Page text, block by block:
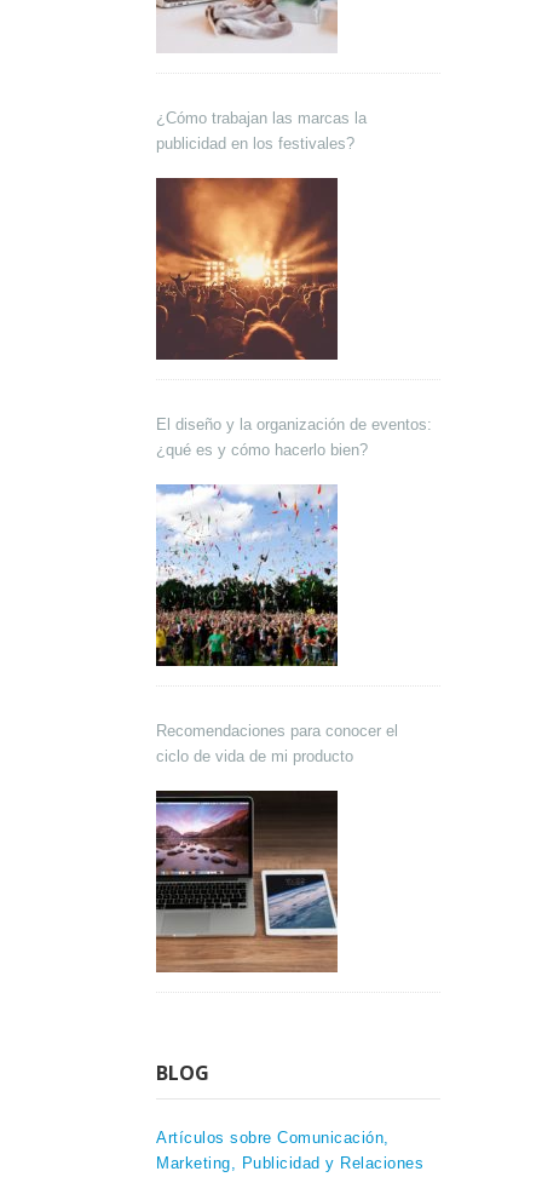
¿Cómo trabajan las marcas la
publicidad en los festivales?
El diseño y la organización de eventos:
¿qué es y cómo hacerlo bien?
Recomendaciones para conocer el
ciclo de vida de mi producto
BLOG
Artículos sobre Comunicación,
Marketing, Publicidad y Relaciones